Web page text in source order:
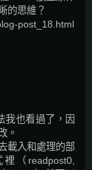
的思維？
post_18.html
我也看過了，因
。
載入和處理的部
（readpost0,